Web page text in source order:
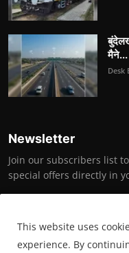
मैने...
Desk
Newsletter
Join our subscribers list
special offers directly in
This website uses
experience. By